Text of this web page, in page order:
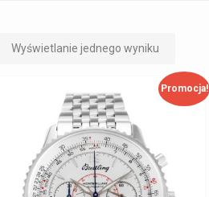
Wyświetlanie jednego wyniku
Promocja!